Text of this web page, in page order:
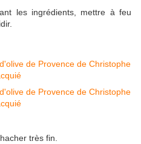
les ingrédients, mettre à feu
très fin.